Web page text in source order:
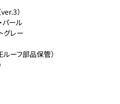
）
パール
グレー
ルーフ部品保管）